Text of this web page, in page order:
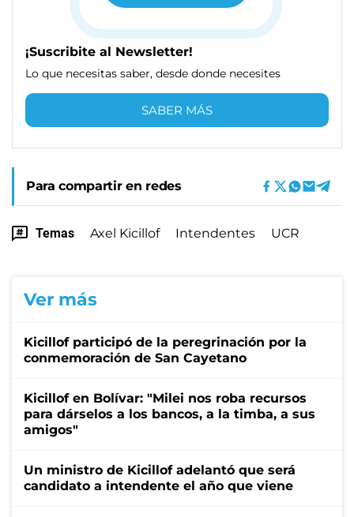
¡Suscribite al Newsletter!
Lo que necesitas saber, desde donde necesites
SABER MÁS
Para compartir en redes
Temas Axel Kicillof Intendentes UCR
Ver más
Kicillof participó de la peregrinación por la
conmemoración de San Cayetano
Kicillof en Bolívar: "Milei nos roba recursos
para dárselos a los bancos, a la timba, a sus
amigos"
Un ministro de Kicillof adelantó que será
candidato a intendente el año que viene